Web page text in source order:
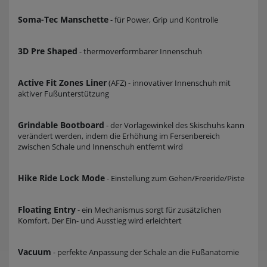
30 - 30.5
Soma-Tec Manschette- für Power, Grip und Kontrolle
3D Pre Shaped - thermoverformbarer Innenschuh
Active Fit Zones Liner(AFZ) - innovativer Innenschuh mit
aktiver Fußunterstützung
Grindable Bootboard - der Vorlagewinkel des Skischuhs kann
verändert werden, indem die Erhöhung im Fersenbereich
zwischen Schale und Innenschuh entfernt wird
Hike Ride Lock Mode- Einstellung zum Gehen/Freeride/Piste
Floating Entry- ein Mechanismus sorgt für zusätzlichen
Komfort. Der Ein- und Ausstieg wird erleichtert
Vacuum - perfekte Anpassung der Schale an die Fußanatomie